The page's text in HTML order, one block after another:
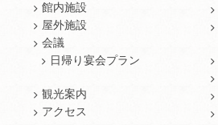
館内施設
屋外施設
会議
日帰り宴会プラン
観光案内
アクセス